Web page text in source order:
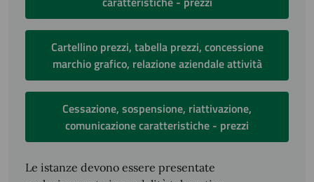
Cartellino prezzi, tabella prezzi, concessione
marchio grafico, relazione aziendale attività
Cessazione, sospensione, riattivazione,
comunicazione caratteristiche - prezzi
Le istanze devono essere presentate